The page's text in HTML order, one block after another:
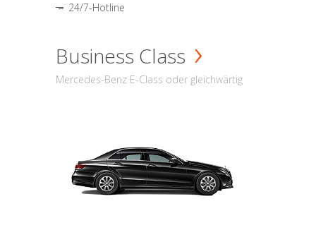
24/7-Hotline
Business Class
Mercedes-Benz E-Class oder gleichwärtig